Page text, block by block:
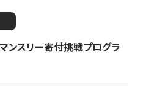
ンスリー寄付挑戦プログラ